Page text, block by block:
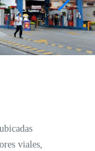
viales,